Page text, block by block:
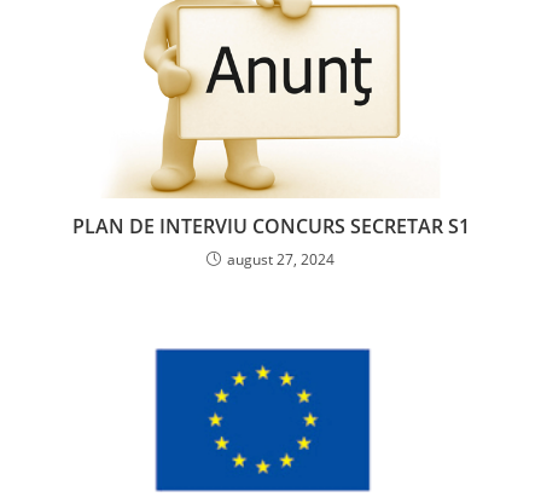
PLAN DE INTERVIU CONCURS SECRETAR S1
august 27, 2024